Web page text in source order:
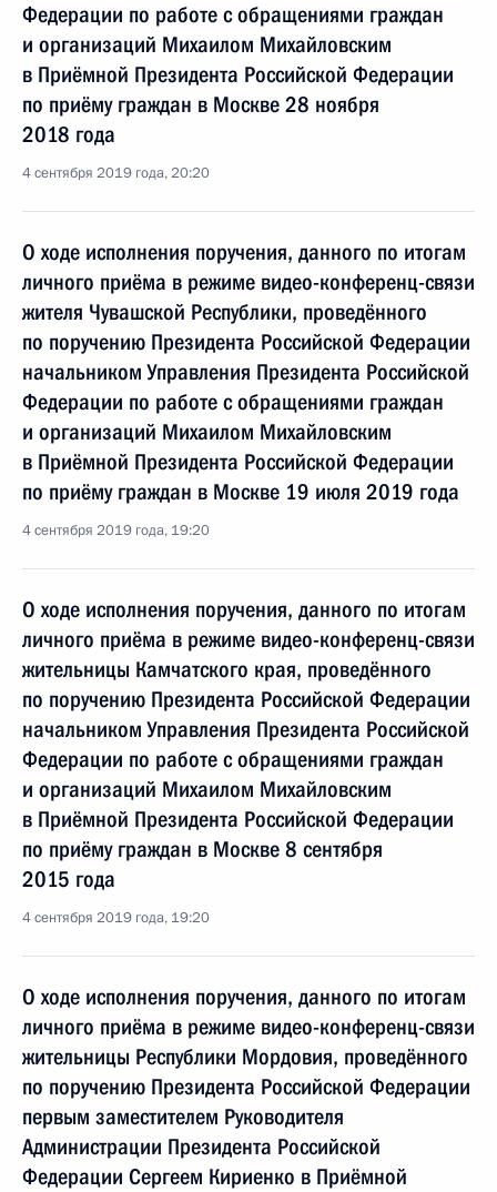
Федерации по работе с обращениями граждан
и организаций Михаилом Михайловским
в Приёмной Президента Российской Федерации
по приёму граждан в Москве 28 ноября
2018 года
4 сентября 2019 года, 20:20
О ходе исполнения поручения, данного по итогам
личного приёма в режиме видео-конференц-связи
жителя Чувашской Республики, проведённого
по поручению Президента Российской Федерации
начальником Управления Президента Российской
Федерации по работе с обращениями граждан
и организаций Михаилом Михайловским
в Приёмной Президента Российской Федерации
по приёму граждан в Москве 19 июля 2019 года
4 сентября 2019 года, 19:20
О ходе исполнения поручения, данного по итогам
личного приёма в режиме видео-конференц-связи
жительницы Камчатского края, проведённого
по поручению Президента Российской Федерации
начальником Управления Президента Российской
Федерации по работе с обращениями граждан
и организаций Михаилом Михайловским
в Приёмной Президента Российской Федерации
по приёму граждан в Москве 8 сентября
2015 года
4 сентября 2019 года, 19:20
О ходе исполнения поручения, данного по итогам
личного приёма в режиме видео-конференц-связи
жительницы Республики Мордовия, проведённого
по поручению Президента Российской Федерации
первым заместителем Руководителя
Администрации Президента Российской
Федерации Сергеем Кириенко в Приёмной